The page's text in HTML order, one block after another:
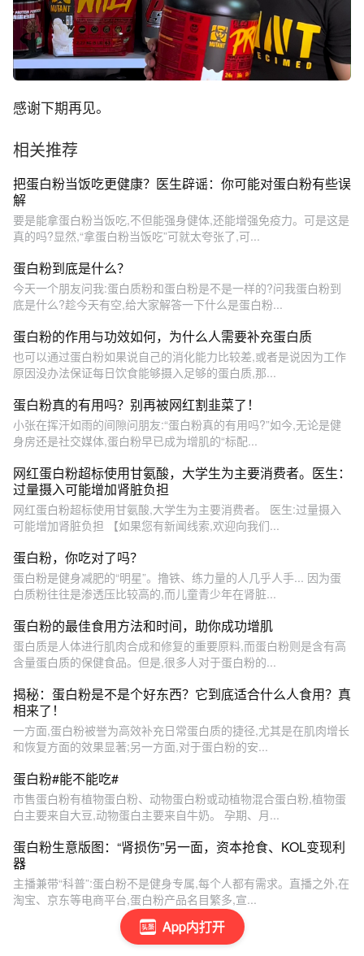
App内打开
感谢下期再见。
相关推荐
把蛋白粉当饭吃更健康？医生辟谣：你可能对蛋白粉有些误
解
要是能拿蛋白粉当饭吃,不但能强身健体,还能增强免疫力。可是这是
真的吗?显然,“拿蛋白粉当饭吃”可就太夸张了,可...
蛋白粉到底是什么？
今天一个朋友问我:蛋白质粉和蛋白粉是不是一样的?问我蛋白粉到
底是什么?趁今天有空,给大家解答一下什么是蛋白粉...
蛋白粉的作用与功效如何，为什么人需要补充蛋白质
也可以通过蛋白粉如果说自己的消化能力比较差,或者是说因为工作
原因没办法保证每日饮食能够摄入足够的蛋白质,那...
蛋白粉真的有用吗？别再被网红割韭菜了！
小张在挥汗如雨的间隙问朋友:“蛋白粉真的有用吗?”如今,无论是健
身房还是社交媒体,蛋白粉早已成为增肌的“标配...
网红蛋白粉超标使用甘氨酸，大学生为主要消费者。医生：
过量摄入可能增加肾脏负担
网红蛋白粉超标使用甘氨酸,大学生为主要消费者。 医生:过量摄入
可能增加肾脏负担 【如果您有新闻线索,欢迎向我们...
蛋白粉，你吃对了吗？
蛋白粉是健身减肥的“明星”。撸铁、练力量的人几乎人手... 因为蛋
白质粉往往是渗透压比较高的,而儿童青少年在肾脏...
蛋白粉的最佳食用方法和时间，助你成功增肌
蛋白质是人体进行肌肉合成和修复的重要原料,而蛋白粉则是含有高
含量蛋白质的保健食品。但是,很多人对于蛋白粉的...
揭秘：蛋白粉是不是个好东西？它到底适合什么人食用？真
相来了！
一方面,蛋白粉被誉为高效补充日常蛋白质的捷径,尤其是在肌肉增长
和恢复方面的效果显著;另一方面,对于蛋白粉的安...
蛋白粉#能不能吃#
市售蛋白粉有植物蛋白粉、动物蛋白粉或动植物混合蛋白粉,植物蛋
白主要来自大豆,动物蛋白主要来自牛奶。 孕期、月...
蛋白粉生意版图：“肾损伤”另一面，资本抢食、KOL变现利
器
主播兼带“科普”:蛋白粉不是健身专属,每个人都有需求。直播之外,在
淘宝、京东等电商平台,蛋白粉产品名目繁多,宣...